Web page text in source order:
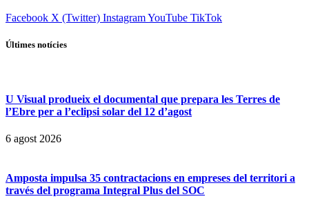
Facebook X (Twitter) InstagramYouTube TikTok
Últimes notícies
U Visual produeix el documental que prepara les Terres de
l’Ebre per a l’eclipsi solar del 12 d’agost
6 agost 2026
Amposta impulsa 35 contractacions en empreses del territori a
través del programa Integral Plus del SOC